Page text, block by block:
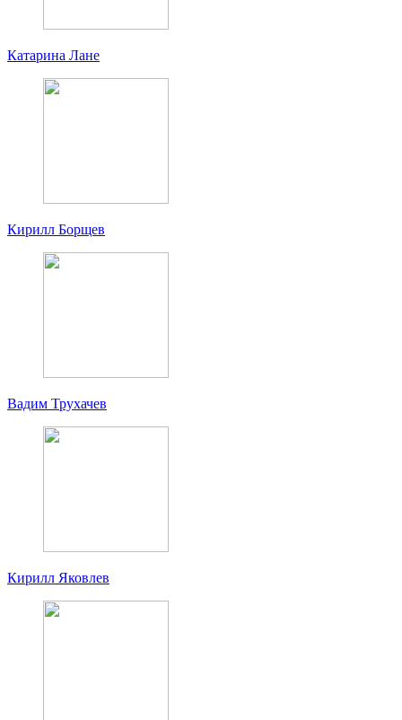
Катарина Лане
Кирилл Борщев
Вадим Трухачев
Кирилл Яковлев